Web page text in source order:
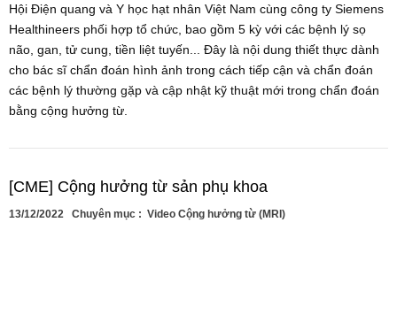
Hội Điện quang và Y học hạt nhân Việt Nam cùng công ty Siemens
Healthineers phối hợp tổ chức, bao gồm 5 kỳ với các bệnh lý sọ
não, gan, tử cung, tiền liệt tuyến... Đây là nội dung thiết thực dành
cho bác sĩ chẩn đoán hình ảnh trong cách tiếp cận và chẩn đoán
các bệnh lý thường gặp và cập nhật kỹ thuật mới trong chẩn đoán
bằng cộng hưởng từ.
[CME] Cộng hưởng từ sản phụ khoa
13/12/2022 Chuyên mục : Video Cộng hưởng từ (MRI)